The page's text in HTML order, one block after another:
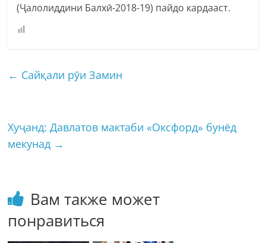
(Ҷалолиддини Балхӣ-2018-19) пайдо кардааст.
← Сайқали рӯи Замин
Хуҷанд: Давлатов мактаби «Оксфорд» бунёд
мекунад →
Вам также может
понравиться